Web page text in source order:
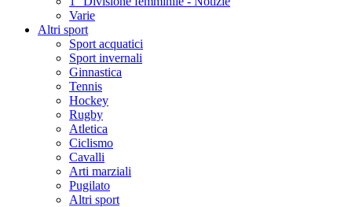
Varie
Altri sport
Sport acquatici
Sport invernali
Ginnastica
Tennis
Hockey
Rugby
Atletica
Ciclismo
Cavalli
Arti marziali
Pugilato
Altri sport